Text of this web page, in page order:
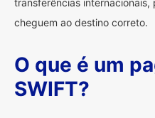
transferências
cheguem ao destino correto.
O que é um
SWIFT?